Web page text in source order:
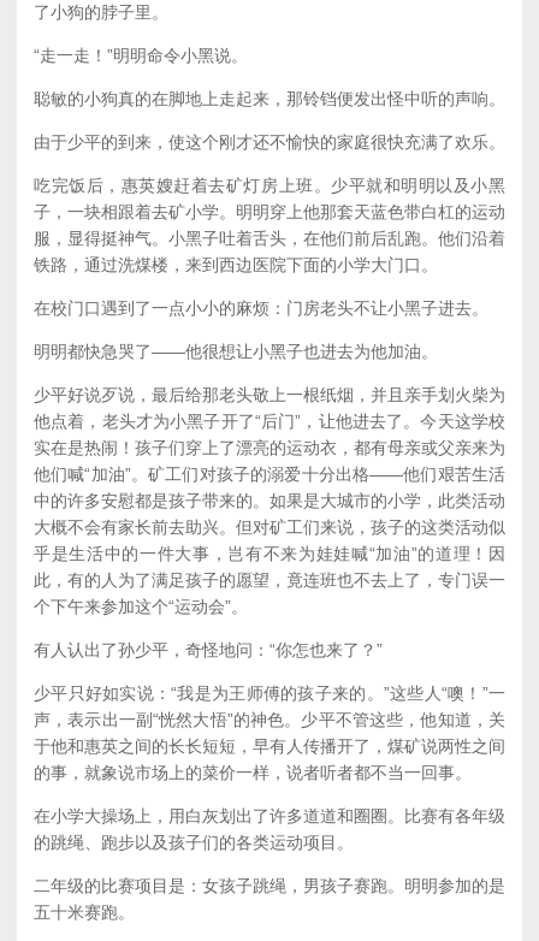
了小狗的脖子里。
“走一走！”明明命令小黑说。
聪敏的小狗真的在脚地上走起来，那铃铛便发出怪中听的声响。
由于少平的到来，使这个刚才还不愉快的家庭很快充满了欢乐。
吃完饭后，惠英嫂赶着去矿灯房上班。少平就和明明以及小黑
子，一块相跟着去矿小学。明明穿上他那套天蓝色带白杠的运动
服，显得挺神气。小黑子吐着舌头，在他们前后乱跑。他们沿着
铁路，通过洗煤楼，来到西边医院下面的小学大门口。
在校门口遇到了一点小小的麻烦：门房老头不让小黑子进去。
明明都快急哭了——他很想让小黑子也进去为他加油。
少平好说歹说，最后给那老头敬上一根纸烟，并且亲手划火柴为
他点着，老头才为小黑子开了“后门”，让他进去了。今天这学校
实在是热闹！孩子们穿上了漂亮的运动衣，都有母亲或父亲来为
他们喊“加油”。矿工们对孩子的溺爱十分出格——他们艰苦生活
中的许多安慰都是孩子带来的。如果是大城市的小学，此类活动
大概不会有家长前去助兴。但对矿工们来说，孩子的这类活动似
乎是生活中的一件大事，岂有不来为娃娃喊“加油”的道理！因
此，有的人为了满足孩子的愿望，竟连班也不去上了，专门误一
个下午来参加这个“运动会”。
有人认出了孙少平，奇怪地问：“你怎也来了？”
少平只好如实说：“我是为王师傅的孩子来的。”这些人“噢！”一
声，表示出一副“恍然大悟”的神色。少平不管这些，他知道，关
于他和惠英之间的长长短短，早有人传播开了，煤矿说两性之间
的事，就象说市场上的菜价一样，说者听者都不当一回事。
在小学大操场上，用白灰划出了许多道道和圈圈。比赛有各年级
的跳绳、跑步以及孩子们的各类运动项目。
二年级的比赛项目是：女孩子跳绳，男孩子赛跑。明明参加的是
五十米赛跑。